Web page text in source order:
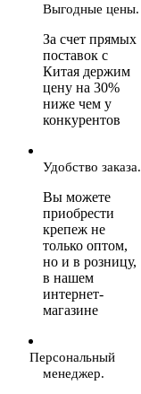
Выгодные цены.
За счет прямых
поставок с
Китая держим
цену на 30%
ниже чем у
конкурентов
Удобство заказа.
Вы можете
приобрести
крепеж не
только оптом,
но и в розницу,
в нашем
интернет-
магазине
Персональный
менеджер.